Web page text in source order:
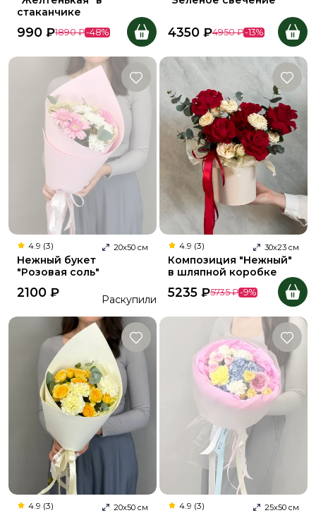
стаканчике
990 ₽1890 ₽-48% 4350 ₽4950 ₽-13%
4.9 (3) 20х50 см
Нежный букет
"Розовая соль"
2100 ₽ Раскупили
4.9 (3) 30х23 см
Композиция "Нежный"
в шляпной коробке
5235 ₽5735 ₽-9%
4.9 (3) 20х50 см 4.9 (3) 25х50 см